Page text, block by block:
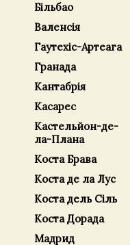
Більбао
Валенсія
Гаутехіс-Артеага
Гранада
Кантабрія
Касарес
Кастельйон-де-
ла-Плана
Коста Брава
Коста де ла Луc
Коста дель Сіль
Коста Дорада
Мадрид